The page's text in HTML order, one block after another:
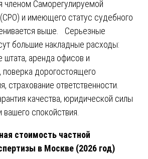
членом Саморегулируемой
(СРО) и имеющего статус судебного
выше. Серьезные
большие накладные расходы:
штата, аренда офисов и
поверка дорогостоящего
страхование ответственности.
качества, юридической силы
вашего спокойствия.
стоимость частной
в Москве (2026 год)